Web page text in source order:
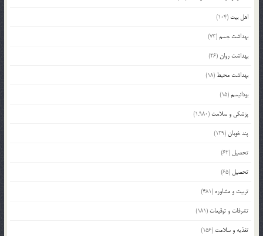
اهل بیت (104)
بهداشت جسم(73)
بهداشت روان(26)
بهداشت محیط (18)
بودائیسم(15)
پزشکی و سلامت (1,980)
پند خوبان(129)
تحصیل (62)
تحصیل (65)
تربیت و مشاوره (481)
تشرفات و توقیعات (181)
تغذیه و سلامت (156)